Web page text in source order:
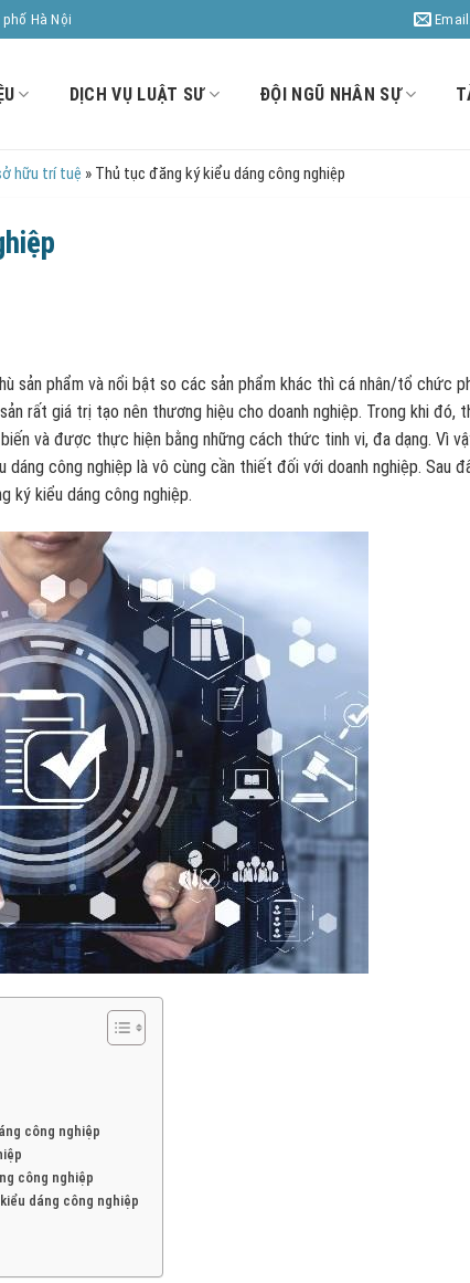
Hà Nội
DỊCH VỤ LUẬT SƯ ĐỘI NGŨ NHÂN SỰ
hữu trí tuệ » Thủ tục đăng ký kiểu dáng công nghiệp
sản phẩm và nổi bật so các sản phẩm khác thì cá nhân/tổ chức
rất giá trị tạo nên thương hiệu cho doanh nghiệp. Trong khi đó,
và được thực hiện bằng những cách thức tinh vi, đa dạng. Vì
công nghiệp là vô cùng cần thiết đối với doanh nghiệp. Sau
ký kiểu dáng công nghiệp.
công nghiệp
công nghiệp
dáng công nghiệp